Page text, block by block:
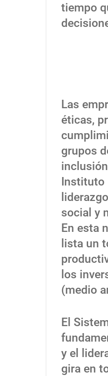
tiempo
Las
éticas,
grupos
Instituto
social y
En esta
lista un
los
(medio
El
y el
gira en